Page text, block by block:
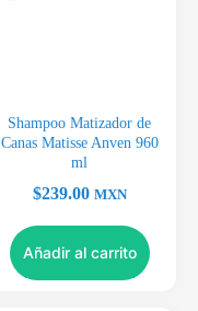
Shampoo Matizador de
Canas Matisse Anven 960
ml
$239.00 MXN
Añadir al carrito